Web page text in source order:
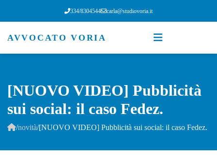
334/8304544 carla@studiovoria.it
AVVOCATO VORIA
[NUOVO VIDEO] Pubblicità
sui social: il caso Fedez.
/novità/[NUOVO VIDEO] Pubblicità sui social: il caso Fedez.